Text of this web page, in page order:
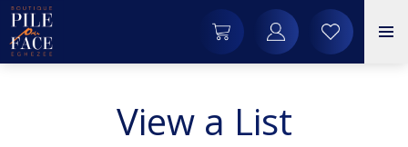
View a List